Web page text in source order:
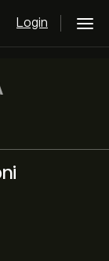
Login